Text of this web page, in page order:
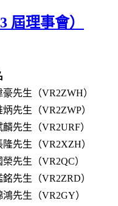
屆理事會）
豪先生（VR2ZWH）
炳先生（VR2ZWP）
麟先生（VR2URF）
隆先生（VR2XZH）
榮先生（VR2QC）
銘先生（VR2ZRD）
鴻先生（VR2GY）